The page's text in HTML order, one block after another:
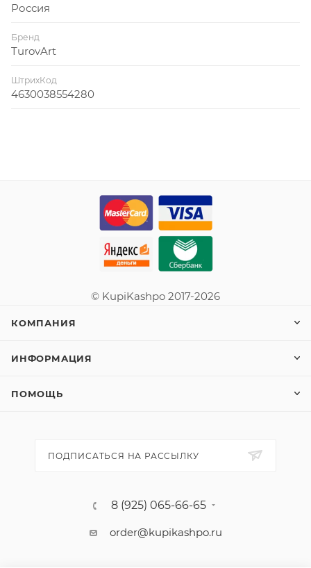
Россия
Бренд
TurovArt
ШтрихКод
4630038554280
© KupiKashpo 2017-2026
КОМПАНИЯ
ИНФОРМАЦИЯ
ПОМОЩЬ
ПОДПИСАТЬСЯ НА РАССЫЛКУ
8 (925) 065-66-65
order@kupikashpo.ru